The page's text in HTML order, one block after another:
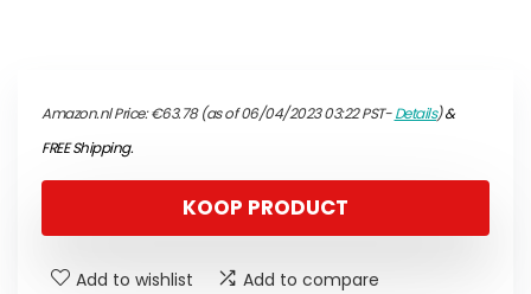
Amazon.nl Price:€63.78(as of 06/04/2023 03:22 PST-Details)&
FREE Shipping.
KOOP PRODUCT
Add to wishlist Add to compare